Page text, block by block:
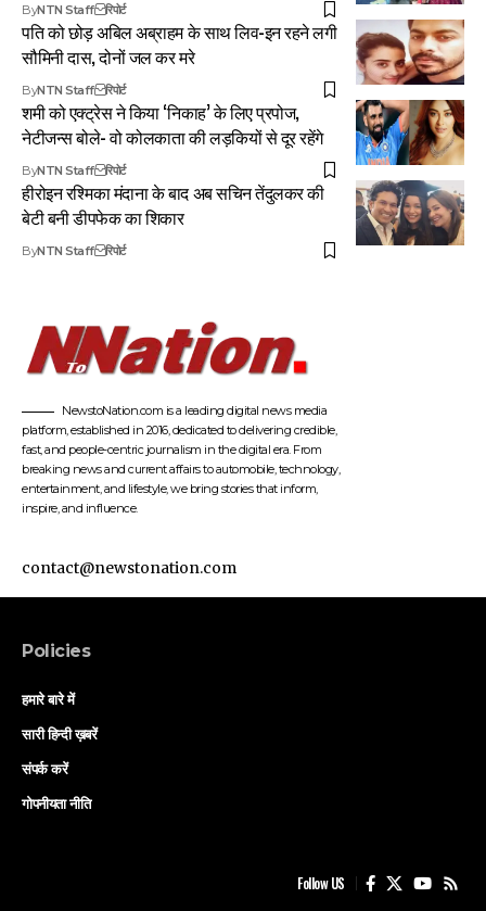
ByNTN Staff रिपोर्ट
पति को छोड़ अबिल अब्राहम के साथ लिव-इन रहने लगी
सौमिनी दास, दोनों जल कर मरे
ByNTN Staff रिपोर्ट
शमी को एक्ट्रेस ने किया ‘निकाह’ के लिए प्रपोज,
नेटीजन्स बोले- वो कोलकाता की लड़कियों से दूर रहेंगे
ByNTN Staff रिपोर्ट
हीरोइन रश्मिका मंदाना के बाद अब सचिन तेंदुलकर की
बेटी बनी डीपफेक का शिकार
ByNTN Staff रिपोर्ट
NewstoNation.com is a leading digital news media
platform, established in 2016, dedicated to delivering credible,
fast, and people-centric journalism in the digital era. From
breaking news and current affairs to automobile, technology,
entertainment, and lifestyle, we bring stories that inform,
inspire, and influence.
contact@newstonation.com
Policies
हमारे बारे में
सारी हिन्दी ख़बरें
संपर्क करें
गोपनीयता नीति
Follow US